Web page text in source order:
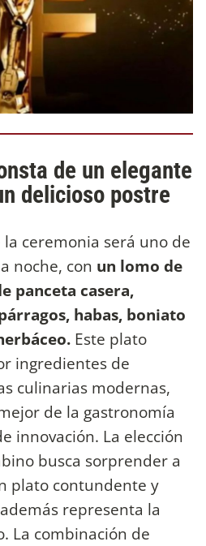
de un elegante
delicioso postre
ceremonia será uno de
noche, con un lomo de
panceta casera,
habas, boniato
Este plato
ingredientes de
culinarias modernas,
de la gastronomía
innovación. La elección
busca sorprender a
plato contundente y
representa la
La combinación de